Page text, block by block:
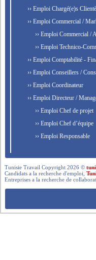
›› Emploi Chargé(e)s
›› Emploi Commercial /
›› Emploi Commercial /
›› Emploi Technico-
›› Emploi Comptabilité -
›› Emploi Conseillers /
›› Emploi Coordinateur
›› Emploi Directeur /
›› Emploi Chef de projet
›› Emploi Chef d’équipe
›› Emploi Responsable
Tunisie Travail Copyright 2026 ©
Candidats a la recherche d'emploi,
Entreprises a la recherche de